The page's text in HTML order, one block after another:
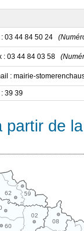
: 03 44 84 50 24
: 03 44 84 03 58
: mairie-
: 39 39
partir de
59
60
62
02
08